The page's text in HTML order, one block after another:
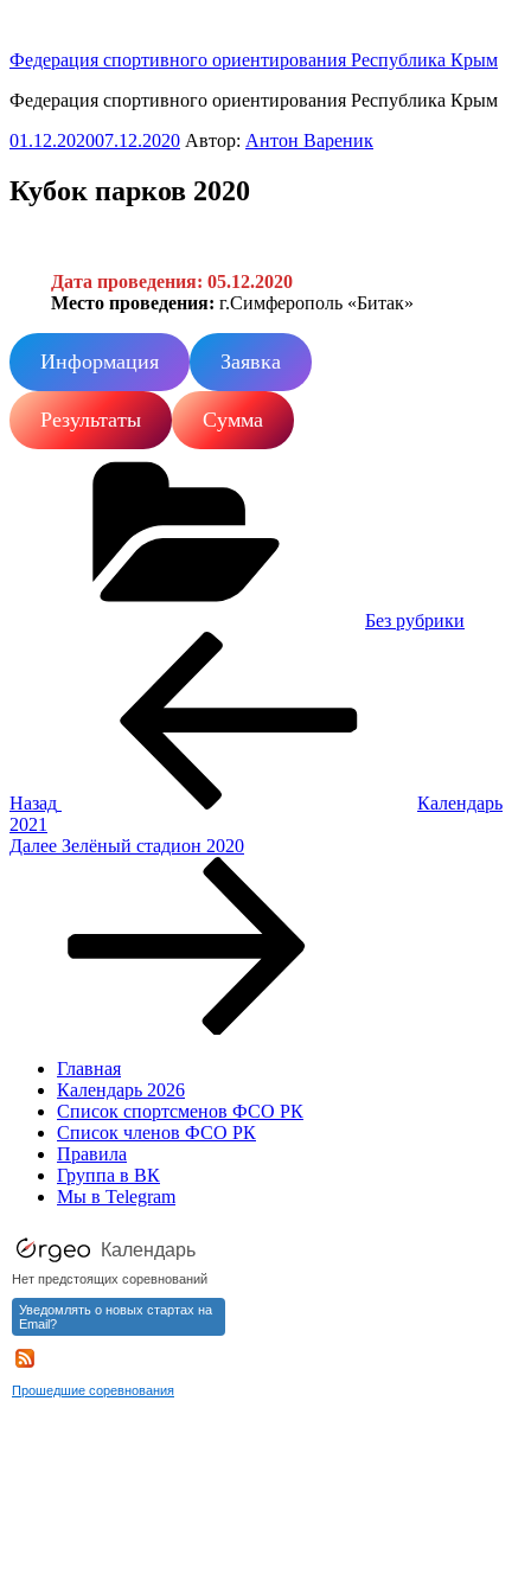
содержимому
Федерация спортивного ориентирования Республика Крым
Федерация спортивного ориентирования Республика Крым
Опубликовано
01.12.202007.12.2020 Автор: Антон Вареник
Кубок парков 2020
Дата проведения: 05.12.2020
Место проведения: г.Симферополь «Битак»
Информация Заявка
Результаты Сумма
Без рубрики
Назад
Календарь
2021
Следующая
Далее Зелёный стадион 2020
Главная
Календарь 2026
Список спортсменов ФСО РК
Список членов ФСО РК
Правила
Группа в ВК
Мы в Telegram